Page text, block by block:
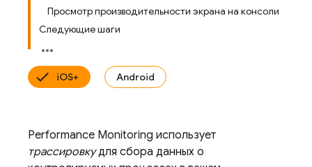
Просмотр производительности экрана на консоли
Следующие шаги
iOS+ Android
Performance Monitoring использует
трассировкудля сбора данных о